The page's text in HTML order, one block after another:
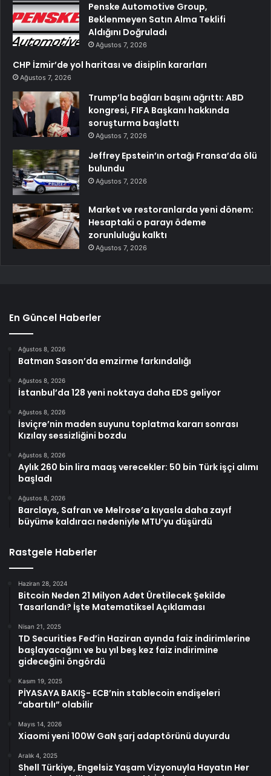
Penske Automotive Group,
Beklenmeyen Satın Alma Teklifi
Aldığını Doğruladı
Ağustos 7, 2026
CHP İzmir’de yol haritası ve disiplin kararları
Ağustos 7, 2026
Trump’la bağları başını ağrıttı: ABD
kongresi, FIFA Başkanı hakkında
soruşturma başlattı
Ağustos 7, 2026
Jeffrey Epstein’ın ortağı Fransa’da ölü
bulundu
Ağustos 7, 2026
Market ve restoranlarda yeni dönem:
Hesaptaki o parayı ödeme
zorunluluğu kalktı
Ağustos 7, 2026
En Güncel Haberler
Ağustos 8, 2026
Batman Sason’da emzirme farkındalığı
Ağustos 8, 2026
İstanbul’da 128 yeni noktaya daha EDS geliyor
Ağustos 8, 2026
İsviçre’nin maden suyunu toplatma kararı sonrası
Kızılay sessizliğini bozdu
Ağustos 8, 2026
Aylık 260 bin lira maaş verecekler: 50 bin Türk işçi alımı
başladı
Ağustos 8, 2026
Barclays, Safran ve Melrose’a kıyasla daha zayıf
büyüme kaldıracı nedeniyle MTU’yu düşürdü
Rastgele Haberler
Haziran 28, 2024
Bitcoin Neden 21 Milyon Adet Üretilecek Şekilde
Tasarlandı? İşte Matematiksel Açıklaması
Nisan 21, 2025
TD Securities Fed’in Haziran ayında faiz indirimlerine
başlayacağını ve bu yıl beş kez faiz indirimine
gideceğini öngördü
Kasım 19, 2025
PİYASAYA BAKIŞ- ECB’nin stablecoin endişeleri
“abartılı” olabilir
Mayıs 14, 2026
Xiaomi yeni 100W GaN şarj adaptörünü duyurdu
Aralık 4, 2025
Shell Türkiye, Engelsiz Yaşam Vizyonuyla Hayatın Her